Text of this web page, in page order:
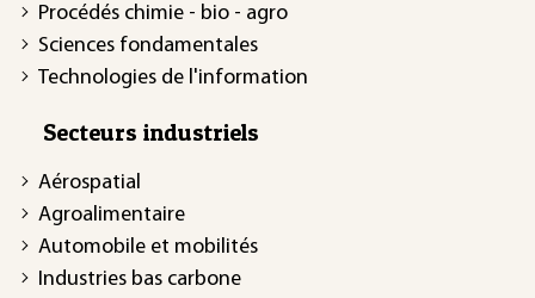
Procédés chimie - bio - agro
Sciences fondamentales
Technologies de l'information
Secteurs industriels
Aérospatial
Agroalimentaire
Automobile et mobilités
Industries bas carbone